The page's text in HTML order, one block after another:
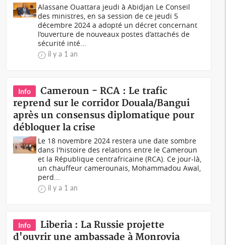
Alassane Ouattara jeudi à Abidjan Le Conseil
des ministres, en sa session de ce jeudi 5
décembre 2024 a adopté un décret concernant
l’ouverture de nouveaux postes d’attachés de
sécurité inté...
il y a 1 an
Info
Cameroun - RCA : Le trafic
reprend sur le corridor Douala/Bangui
après un consensus diplomatique pour
débloquer la crise
Le 18 novembre 2024 restera une date sombre
dans l'histoire des relations entre le Cameroun
et la République centrafricaine (RCA). Ce jour-là,
un chauffeur camerounais, Mohammadou Awal,
perd...
il y a 1 an
Info
Liberia : La Russie projette
d'ouvrir une ambassade à Monrovia